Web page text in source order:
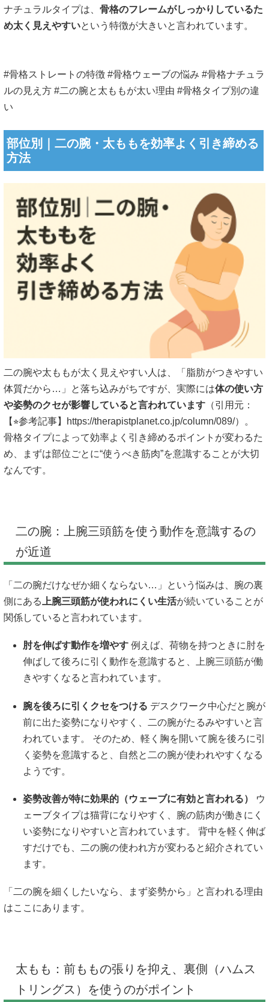
ナチュラルタイプは、 骨格のフレームがしっかりしているた
め太く見えやすいという特徴が大きいと言われています。
#骨格ストレートの特徴 #骨格ウェーブの悩み #骨格ナチュラ
ルの見え方 #二の腕と太ももが太い理由 #骨格タイプ別の違
い
部位別｜二の腕・太ももを効率よく引き締める
方法
二の腕や太ももが太く見えやすい人は、「脂肪がつきやすい
体質だから…」と落ち込みがちですが、実際には体の使い方
や姿勢のクセが影響していると言われています （引用元：
【⭐︎参考記事】https://therapistplanet.co.jp/column/089/）。
骨格タイプによって効率よく引き締めるポイントが変わるた
め、まずは部位ごとに“使うべき筋肉”を意識することが大切
なんです。
二の腕：上腕三頭筋を使う動作を意識するの
が近道
「二の腕だけなぜか細くならない…」という悩みは、腕の裏
側にある
上腕三頭筋が使われにくい生活が続いていることが
関係していると言われています。
肘を伸ばす動作を増やす 例えば、荷物を持つときに肘を
伸ばして後ろに引く動作を意識すると、上腕三頭筋が働
きやすくなると言われています。
腕を後ろに引くクセをつける デスクワーク中心だと腕が
前に出た姿勢になりやすく、二の腕がたるみやすいと言
われています。 そのため、軽く胸を開いて腕を後ろに引
く姿勢を意識すると、自然と二の腕が使われやすくなる
ようです。
姿勢改善が特に効果的（ウェーブに有効と言われる）
ウ
ェーブタイプは猫背になりやすく、腕の筋肉が働きにく
い姿勢になりやすいと言われています。 背中を軽く伸ば
すだけでも、二の腕の使われ方が変わると紹介されてい
ます。
「二の腕を細くしたいなら、まず姿勢から」と言われる理由
はここにあります。
太もも：前ももの張りを抑え、裏側（ハムス
トリングス）を使うのがポイント